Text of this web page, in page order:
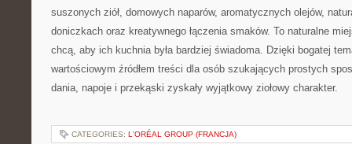
suszonych ziół, domowych naparów, aromatycznych olejów,
doniczkach oraz kreatywnego łączenia smaków. To naturalne
chcą, aby ich kuchnia była bardziej świadoma. Dzięki bogatej
wartościowym źródłem treści dla osób szukających prostych
dania, napoje i przekąski zyskały wyjątkowy ziołowy charakter.
CATEGORIES: L'ORÉAL GROUP (FRANCJA)